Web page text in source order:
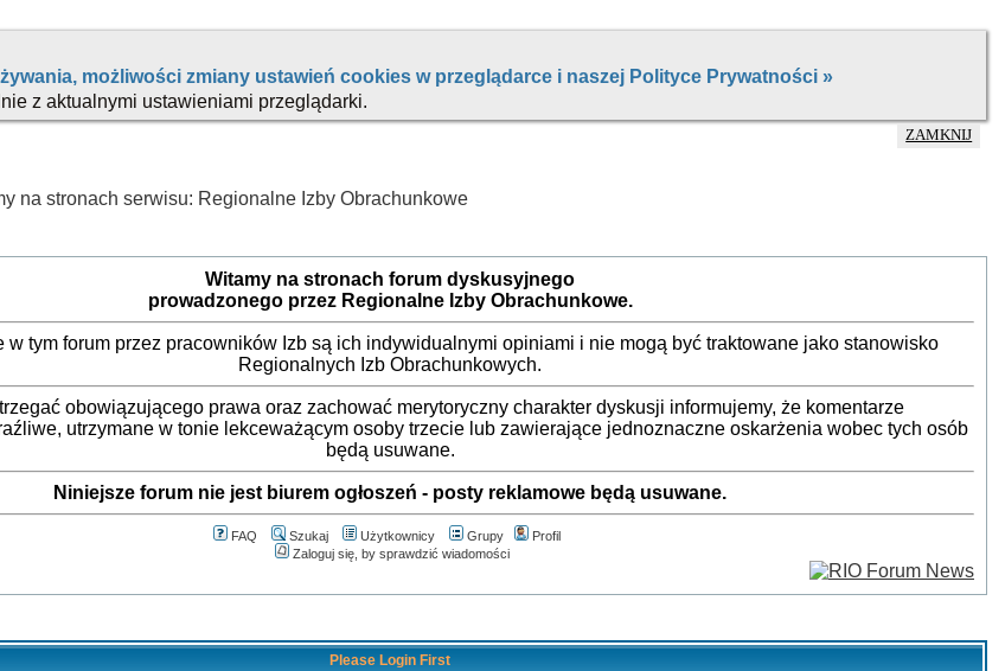
ZAMKNIJ
Witamy na stronach forum dyskusyjnego
prowadzonego przez Regionalne Izby Obrachunkowe.
w tym forum przez pracowników Izb są ich indywidualnymi opiniami i nie mogą być traktowane jako stanowisko
Regionalnych Izb Obrachunkowych.
obowiązującego prawa oraz zachować merytoryczny charakter dyskusji informujemy, że komentarze
utrzymane w tonie lekceważącym osoby trzecie lub zawierające jednoznaczne oskarżenia wobec tych osób
będą usuwane.
Niniejsze forum nie jest biurem ogłoszeń - posty reklamowe będą usuwane.
FAQ Szukaj Użytkownicy Grupy
Profil
Zaloguj się, by sprawdzić wiadomości
Please Login First